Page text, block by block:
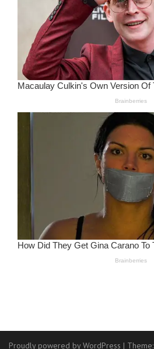
Proudly powered by WordPress | Theme: